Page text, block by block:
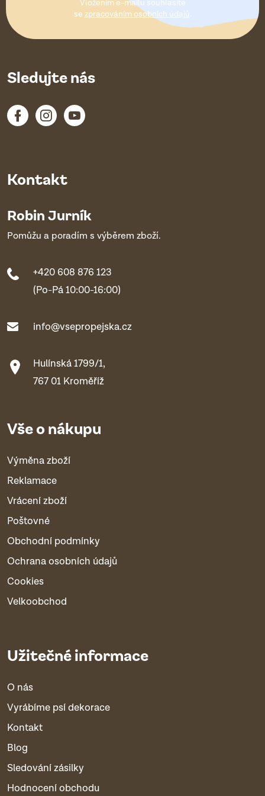
Vložením e-mailu souhlasíte
se zpracováním osobních údajů.
Kontakt
Robin Jurník
Pomůžu a poradím s výběrem zboží.
+420 608 876 123
(Po-Pá 10:00-16:00)
info@vsepropejska.cz
Hulínská 1799/1,
767 01 Kroměříž
Vše o nákupu
Výměna zboží
Reklamace
Vrácení zboží
Poštovné
Obchodní podmínky
Ochrana osobních údajů
Cookies
Velkoobchod
Užitečné informace
O nás
Vyrábíme psí dekorace
Kontakt
Blog
Sledování zásilky
Hodnocení obchodu
Sledujte nás